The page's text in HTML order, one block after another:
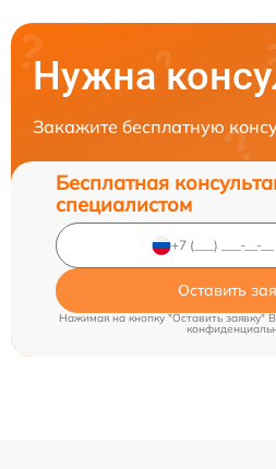
Нужна
Закажите бесплатную
Бесплатная
специалистом
Оставить
Нажимая на кнопку "Оставить заявку"